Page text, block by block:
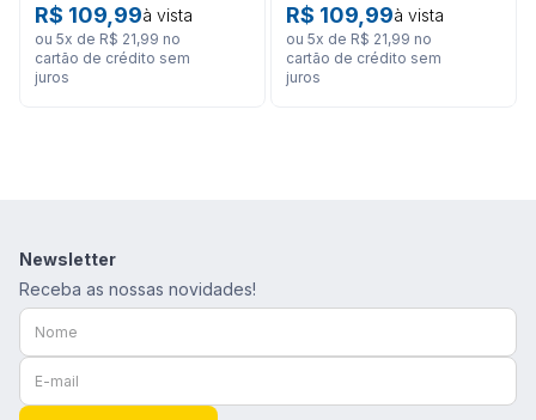
R$ 109 99à vista
ou 5x de R$ 21,99 no
cartão de crédito sem
juros
R$ 109 99à vista
ou5x de R$ 21,99 no
cartão de crédito sem
juros
Newsletter
Receba as nossas novidades!